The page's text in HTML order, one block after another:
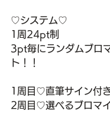
♡システム♡
1周24pt制
3pt毎にランダムブロ
ト！！
1周目♡直筆サイン付
2周目♡選べるブロマ